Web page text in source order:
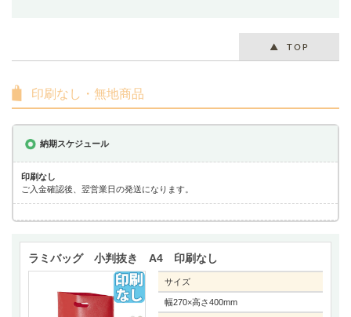
印刷なし・無地商品
納期スケジュール
印刷なし
ご入金確認後、翌営業日の発送になります。
ラミバッグ 小判抜き A4 印刷なし
サイズ
幅270×高さ400mm